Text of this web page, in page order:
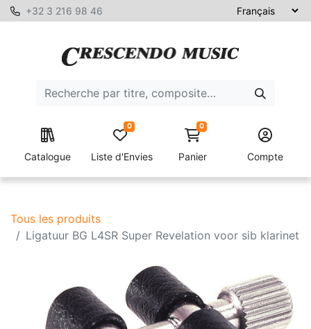
+32 3 216 98 46
Catalogue Liste d'Envies
0 0
Panier Compte
Tous les produits
Ligatuur BG L4SR Super Revelation voor sib klarinet